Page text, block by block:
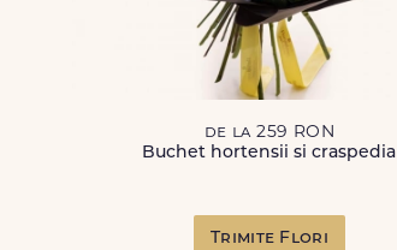
de la 259 RON
Buchet hortensii si craspedia
Trimite Flori